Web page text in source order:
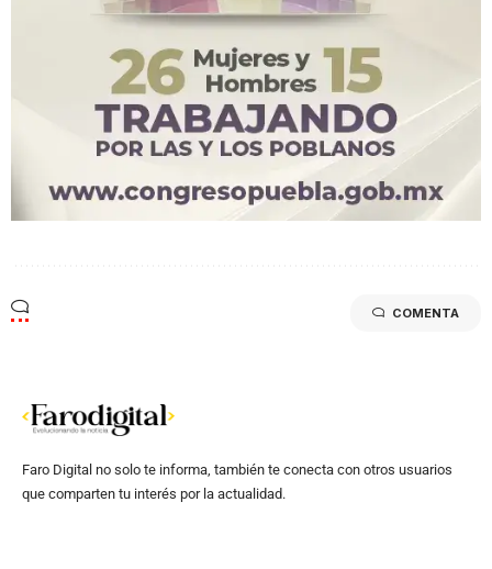
COMENTA
Faro Digital no solo te informa, también te conecta con otros usuarios
que comparten tu interés por la actualidad.